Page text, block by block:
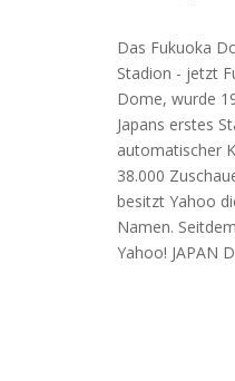
Das Fukuoka
Stadion - jetzt
Dome, wurde
Japans erstes
automatischer
38.000
besitzt Yahoo
Namen.
Yahoo! JAPAN